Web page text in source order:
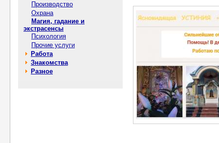
Производство
Охрана
Магия, гадание и
экстрасенсы
Психология
Прочие услуги
Работа
Знакомства
Разное